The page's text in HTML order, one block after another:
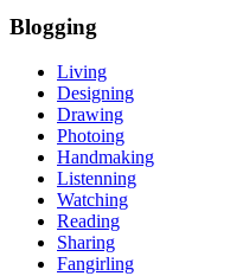
Blogging
Living
Designing
Drawing
Photoing
Handmaking
Listenning
Watching
Reading
Sharing
Fangirling